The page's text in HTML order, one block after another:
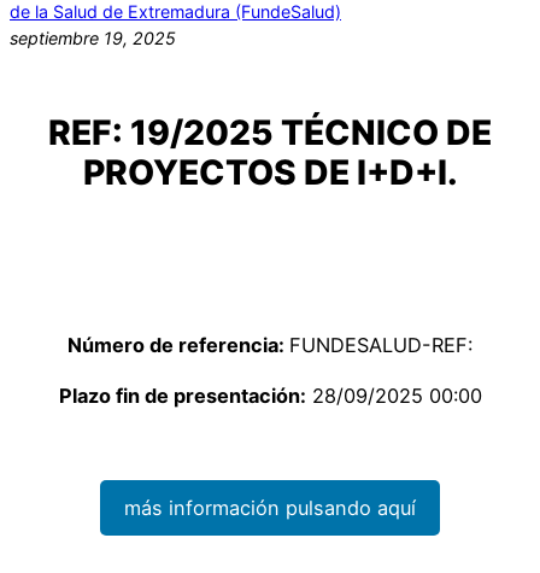
de la Salud de Extremadura (FundeSalud)
septiembre 19, 2025
REF: 19/2025 TÉCNICO DE
PROYECTOS DE I+D+I.
Número de referencia: FUNDESALUD-REF:
Plazo fin de presentación: 28/09/2025 00:00
más información pulsando aquí